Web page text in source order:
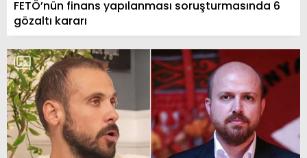
FETÖ’nün finans yapılanması soruşturmasında 6
gözaltı kararı